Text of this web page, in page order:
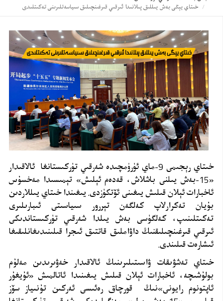
خىتاي يېڭى بەش يىللىق پىلانىدا ئىرقىي قىرغىنچىلىق سىياسەتلىرىنى تەكىتلىدى
خىتاي رېجىمى 9-ماي ئۈرۈمچىدە شەرقىي تۈركىستانغا ئالاقىدار
«15-بەش يىلنى باشلاش، قەدەم ئېلىش» تېمىسىدا مەخسۇس
ئاخبارات ئېلان قىلىش يىغىنى ئۆتكۈزدى. يىغىندا خىتاي يىللاردىن
بۇيان تەكرارلاپ كەلگەن تېررور سىياسىتى ئىبارىلىرى
تەكىتلىنىپ، كەلگۈسى بەش يىلدا شەرقىي تۈركىستاندىكى
ئىرقىي قىرغىنچىلىقنىڭ داۋاملىق قاتتىق ئىجرا قىلىنىدىغانلىقىغا
ئىشارەت قىلىندى.
خىتاي تەشۋىقات ۋاسىتىلىرىنىڭ ئالاقىدار خەۋىرىدىن مەلۇم
بولۇشىچە، ئاخبارات ئېلان قىلىش يىغىنىدا ئاتالمىش «ئۇيغۇر
ئاپتونوم رايونى»نىڭ قورچاق رەئىسى ئەركىن تۇنىياز سۆز